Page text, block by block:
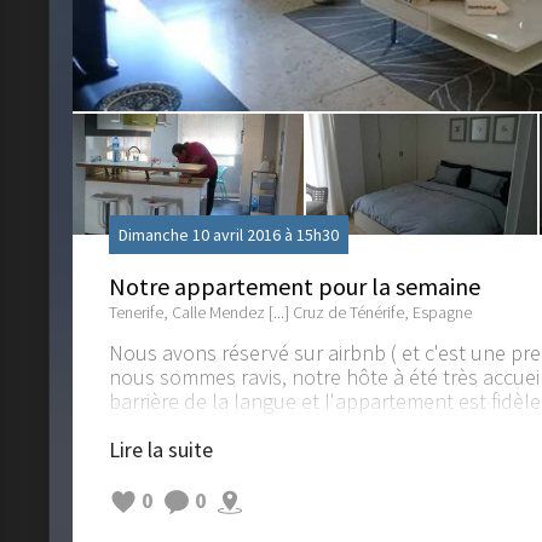
Dimanche 10 avril 2016 à 15h30
Notre appartement pour la semaine
Tenerife, Calle Mendez [...] Cruz de Ténérife, Espagne
Nous avons réservé sur airbnb ( et c'est une
nous sommes ravis, notre hôte à été très
barrière de la langue et l'appartement est
au niveau des petits commerces et des
https://www.airbnb.fr/rooms/4298298
Lire la suite
0
0